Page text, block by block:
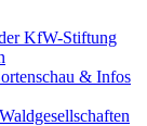
KfW-Stiftung
& Infos